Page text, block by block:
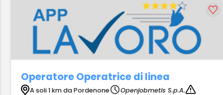
Operatore Operatrice di linea
A soli 1 km da Pordenone
Openjobmetis S.p.A.